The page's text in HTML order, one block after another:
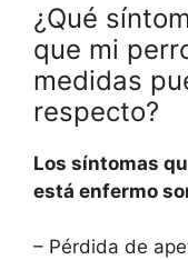
¿Qué
que mi
medidas
respecto?
Los síntomas
está enfermo
– Pérdida de